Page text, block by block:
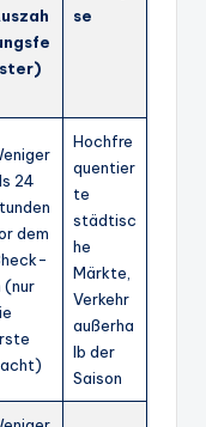
se
24
dem
(nur
Hochfre
quentier
te
städtisc
he
Märkte,
Verkehr
außerha
lb der
Saison